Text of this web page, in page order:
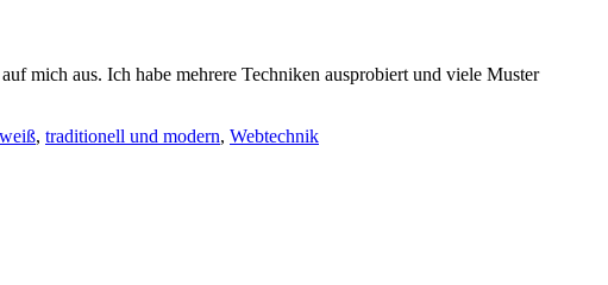
mich aus. Ich habe mehrere Techniken ausprobiert und viele Muster
, traditionell und modern, Webtechnik